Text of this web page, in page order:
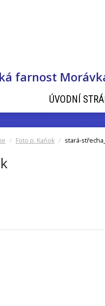
farnost
ÚVODNÍ
Foto p. Kaňok stará-